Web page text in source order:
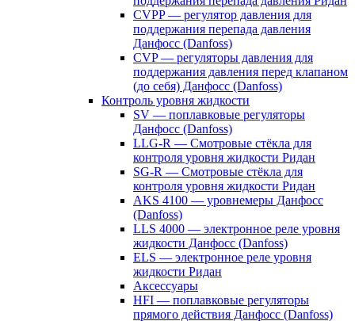
CVPP — регулятор давления для
поддержания перепада давления
Данфосс (Danfoss)
CVP — регуляторы давления для
поддержания давления перед клапаном
(до себя) Данфосс (Danfoss)
Контроль уровня жидкости
SV — поплавковые регуляторы
Данфосс (Danfoss)
LLG-R — Смотровые стёкла для
контроля уровня жидкости Ридан
SG-R — Смотровые стёкла для
контроля уровня жидкости Ридан
AKS 4100 — уровнемеры Данфосс
(Danfoss)
LLS 4000 — электронное реле уровня
жидкости Данфосс (Danfoss)
ELS — электронное реле уровня
жидкости Ридан
Аксессуары
HFI — поплавковые регуляторы
прямого действия Данфосс (Danfoss)